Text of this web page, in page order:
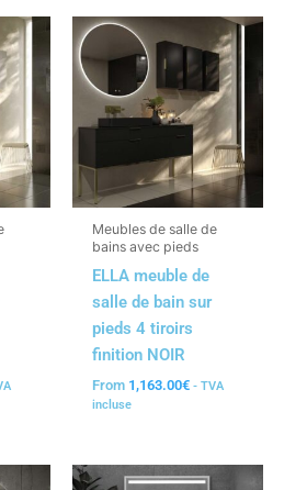
Meubles de salle de
bains avec pieds
ELLA meuble de
salle de bain sur
pieds 4 tiroirs
finition NOIR
From 1,163.00€ - TVA
incluse